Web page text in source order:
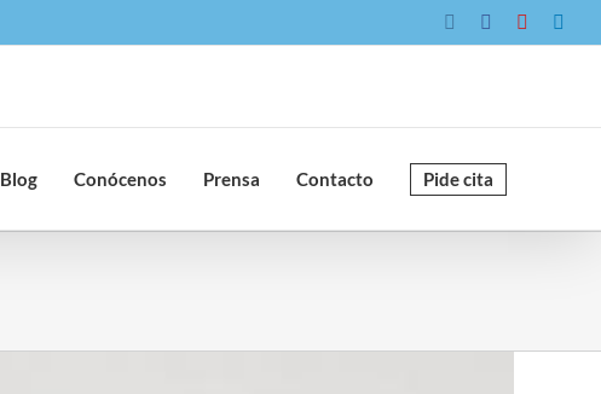
InstagramFacebookYouTube
Blog Conócenos Prensa Contacto Pide cita